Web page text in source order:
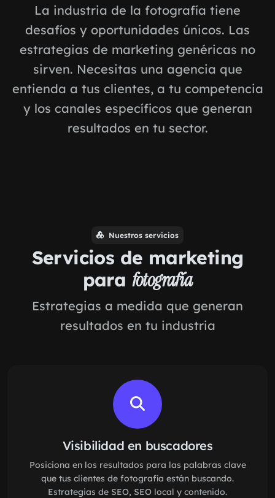
La industria de la fotografía tiene
desafíos y oportunidades únicos. Las
estrategias de marketing genéricas no
sirven. Necesitas una agencia que
entienda a tus clientes, a tu competencia
y los canales específicos que generan
resultados en tu sector.
Nuestros servicios
Servicios de marketing
para fotografía
Estrategias a medida que generan
resultados en tu industria
Visibilidad en buscadores
Posiciona en los resultados para las palabras clave
que tus clientes de fotografía están buscando.
Estrategias de SEO, SEO local y contenido.